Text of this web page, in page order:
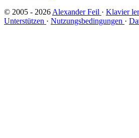
© 2005 - 2026Alexander Feil · Klavier
Unterstützen · Nutzungsbedingungen ·